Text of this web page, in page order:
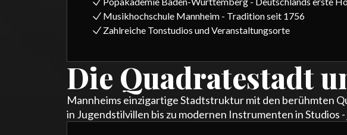
Musikhochschule Mannheim - Tradition seit 1756
Zahlreiche Tonstudios und Veranstaltungsorte
Die Quadratestadt
Mannheims einzigartige Stadtstruktur mit den berühmten
in Jugendstilvillen bis zu modernen Instrumenten in Studios